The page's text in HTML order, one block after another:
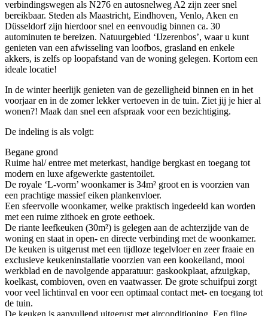
verbindingswegen als N276 en autosnelweg A2 zijn zeer snel
bereikbaar. Steden als Maastricht, Eindhoven, Venlo, Aken en
Düsseldorf zijn hierdoor snel en eenvoudig binnen ca. 30
autominuten te bereizen. Natuurgebied ‘IJzerenbos’, waar u kunt
genieten van een afwisseling van loofbos, grasland en enkele
akkers, is zelfs op loopafstand van de woning gelegen. Kortom een
ideale locatie!
In de winter heerlijk genieten van de gezelligheid binnen en in het
voorjaar en in de zomer lekker vertoeven in de tuin. Ziet jij je hier al
wonen?! Maak dan snel een afspraak voor een bezichtiging.
De indeling is als volgt:
Begane grond
Ruime hal/ entree met meterkast, handige bergkast en toegang tot
modern en luxe afgewerkte gastentoilet.
De royale ‘L-vorm’ woonkamer is 34m² groot en is voorzien van
een prachtige massief eiken plankenvloer.
Een sfeervolle woonkamer, welke praktisch ingedeeld kan worden
met een ruime zithoek en grote eethoek.
De riante leefkeuken (30m²) is gelegen aan de achterzijde van de
woning en staat in open- en directe verbinding met de woonkamer.
De keuken is uitgerust met een tijdloze tegelvloer en zeer fraaie en
exclusieve keukeninstallatie voorzien van een kookeiland, mooi
werkblad en de navolgende apparatuur: gaskookplaat, afzuigkap,
koelkast, combioven, oven en vaatwasser. De grote schuifpui zorgt
voor veel lichtinval en voor een optimaal contact met- en toegang tot
de tuin.
De keuken is aanvullend uitgerust met airconditioning. Een fijne